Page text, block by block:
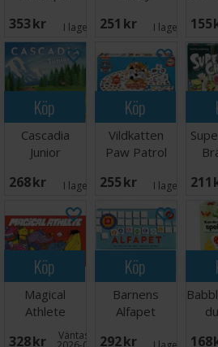
353 SEK I lager: 1251 SEK I lager: 155
Köp
Cascadia
Junior
Svensk
268 SEK I lager: 2
Köp
Vildkatten
Paw Patrol
255 SEK I lager: 5211
Köp
Magical
Athlete
Brädspel
328 SEK Väntas in:
Köp
Barnens
Alfapet
292 SEK 168